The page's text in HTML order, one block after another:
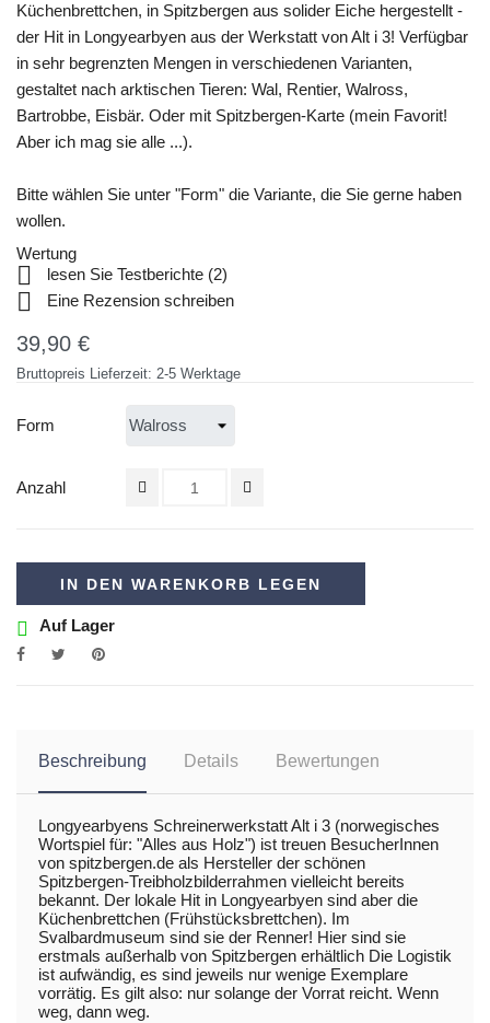
Küchenbrettchen, in Spitzbergen aus solider Eiche hergestellt -
der Hit in Longyearbyen aus der Werkstatt von Alt i 3! Verfügbar
in sehr begrenzten Mengen in verschiedenen Varianten,
gestaltet nach arktischen Tieren: Wal, Rentier, Walross,
Bartrobbe, Eisbär. Oder mit Spitzbergen-Karte (mein Favorit!
Aber ich mag sie alle ...).
Bitte wählen Sie unter "Form" die Variante, die Sie gerne haben
wollen.
Wertung
 lesen Sie Testberichte (2)
 Eine Rezension schreiben
39,90 €
Bruttopreis Lieferzeit: 2-5 Werktage
Form
Anzahl
IN DEN WARENKORB LEGEN
Auf Lager
Beschreibung Details Bewertungen
Longyearbyens Schreinerwerkstatt Alt i 3 (norwegisches
Wortspiel für: "Alles aus Holz") ist treuen BesucherInnen
von spitzbergen.de als Hersteller der schönen
Spitzbergen-Treibholzbilderrahmen vielleicht bereits
bekannt. Der lokale Hit in Longyearbyen sind aber die
Küchenbrettchen (Frühstücksbrettchen). Im
Svalbardmuseum sind sie der Renner! Hier sind sie
erstmals außerhalb von Spitzbergen erhältlich Die Logistik
ist aufwändig, es sind jeweils nur wenige Exemplare
vorrätig. Es gilt also: nur solange der Vorrat reicht. Wenn
weg, dann weg.